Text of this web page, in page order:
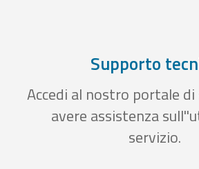
Supporto
Accedi al nostro portale
avere assistenza
servizio.